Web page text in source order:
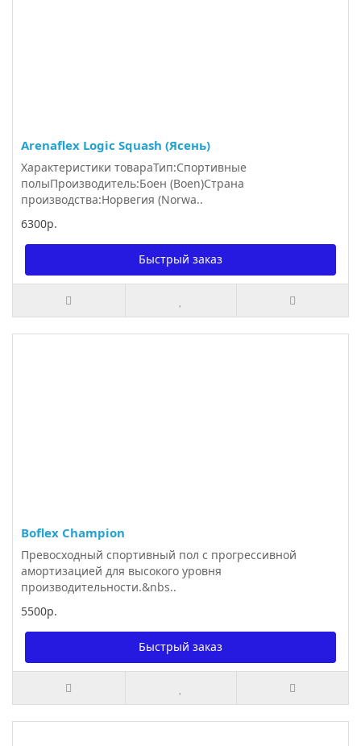
Arenaflex Logic Squash (Ясень)
Характеристики товараТип:Спортивные
полыПроизводитель:Боен (Boen)Страна
производства:Норвегия (Norwa..
6300р.
Быстрый заказ
Boflex Champion
Превосходный спортивный пол с прогрессивной
амортизацией для высокого уровня
производительности.&nbs..
5500р.
Быстрый заказ